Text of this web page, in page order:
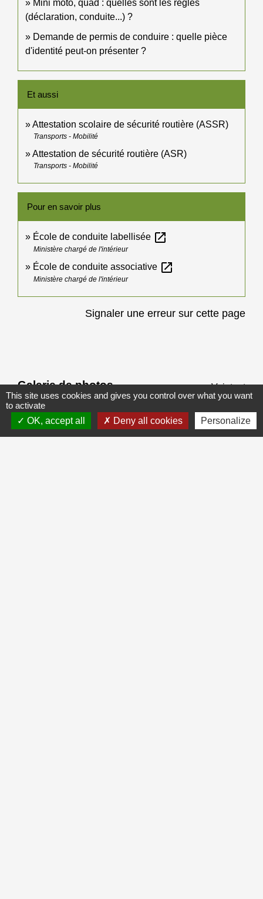
Mini moto, quad : quelles sont les règles
(déclaration, conduite...) ?
Demande de permis de conduire : quelle pièce
d'identité peut-on présenter ?
Et aussi
Attestation scolaire de sécurité routière (ASSR)
Transports - Mobilité
Attestation de sécurité routière (ASR)
Transports - Mobilité
Pour en savoir plus
École de conduite labellisée open_in_new
Ministère chargé de l'intérieur
École de conduite associative open_in_new
Ministère chargé de l'intérieur
Signaler une erreur sur cette page
Galerie de photos Voir tout
This site uses cookies and gives you control over what you want
to activate
OK, accept all
Deny all cookies Personalize